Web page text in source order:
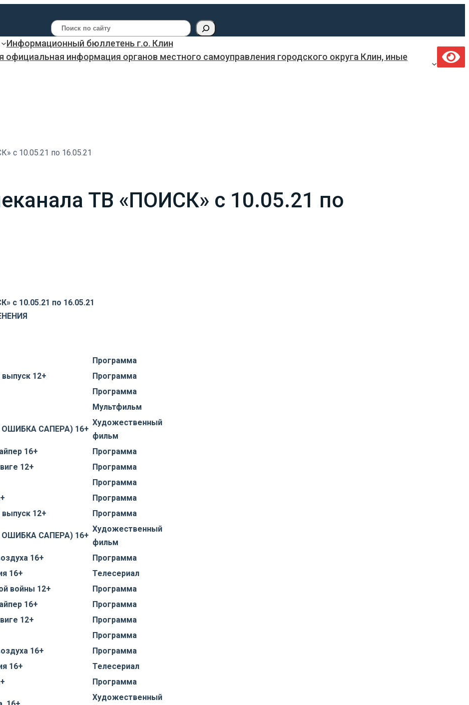
Поиск
Информационный бюллетень г.о. Клин
информация органов местного самоуправления городского округа Клин, иные
с 10.05.21 по 16.05.21
ТВ «ПОИСК» с 10.05.21 по
с 10.05.21 по 16.05.21
Программа
12+
Программа
Программа
Мультфильм
САПЕРА) 16+
Художественный
фильм
16+
Программа
12+
Программа
Программа
Программа
12+ Программа
САПЕРА) 16+
Художественный
фильм
16+
Программа
16+
Телесериал
войны 12+
Программа
16+
Программа
12+
Программа
Программа
16+
Программа
16+
Телесериал
Программа
Художественный